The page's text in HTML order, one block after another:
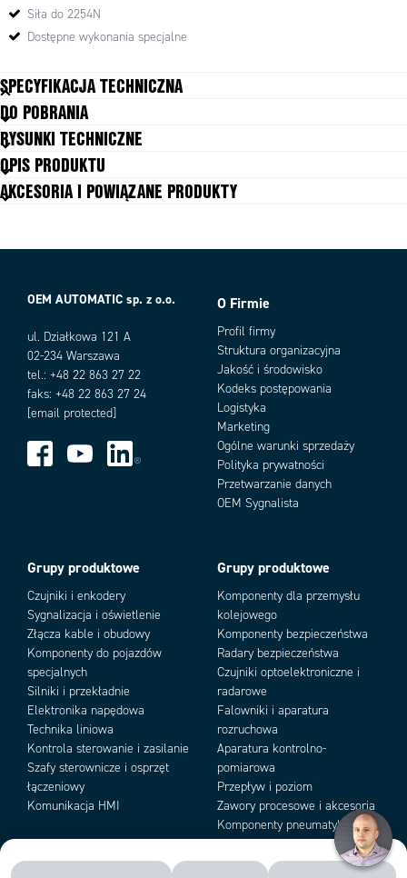
Siła do 2254N
Dostępne wykonania specjalne
SPECYFIKACJA TECHNICZNA
Klasa izolacji uwojeń
Max. napięcie DC
Moc 10 W
Stopień ochrony IP IP65
DO POBRANIA
RYSUNKI TECHNICZNE
OPIS PRODUKTU
AKCESORIA I POWIĄZANE PRODUKTY
Add as new cart row
OEM AUTOMATIC sp. z o.o.
ul. Działkowa 121 A
02-234 Warszawa
tel.: +48 22 863 27 22
faks: +48 22 863 27 24
[email protected]
O Firmie
Profil firmy
Struktura organizacyjna
Jakość i środowisko
Kodeks postępowania
Logistyka
Marketing
Ogólne warunki sprzedaży
Polityka prywatności
Przetwarzanie danych
OEM Sygnalista
Grupy produktowe
Czujniki i enkodery
Sygnalizacja i oświetlenie
Złącza kable i obudowy
Komponenty do pojazdów
specjalnych
Silniki i przekładnie
Elektronika napędowa
Technika liniowa
Kontrola sterowanie i zasilanie
Szafy sterownicze i osprzęt
łączeniowy
Komunikacja HMI
Grupy produktowe
Komponenty dla przemysłu
kolejowego
Komponenty bezpieczeństwa
Radary bezpieczeństwa
Czujniki optoelektroniczne i
radarowe
Falowniki i aparatura
rozruchowa
Aparatura kontrolno-
pomiarowa
Przepływ i poziom
Zawory procesowe i akcesoria
Komponenty pneumatyki i
podciśnienia